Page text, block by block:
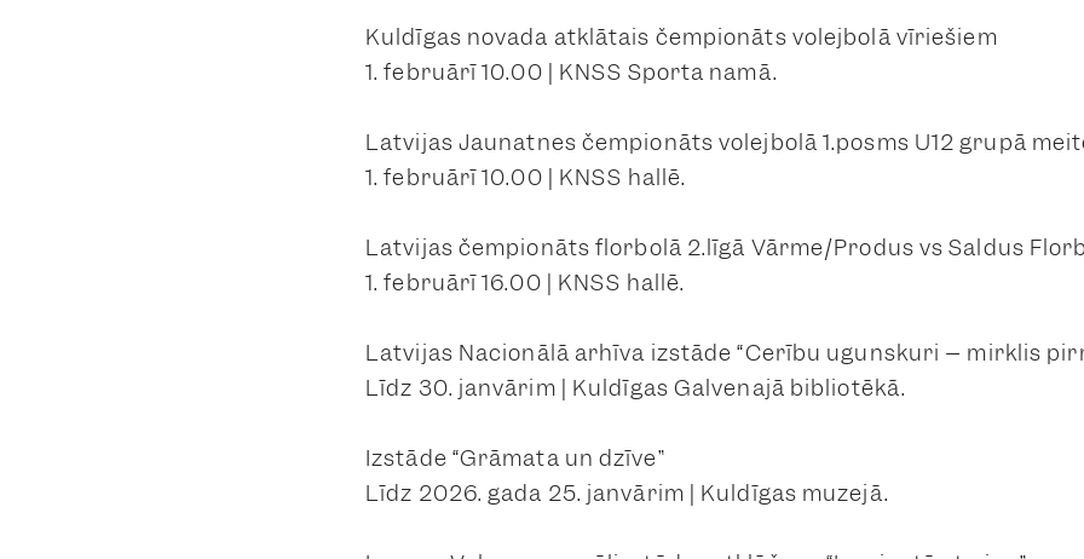
Kuldīgas novada atklātais čempionāts volejbolā vīriešiem
1. februārī 10.00 | KNSS Sporta namā.
Latvijas Jaunatnes čempionāts volejbolā 1.posms U12 grupā
1. februārī 10.00 | KNSS hallē.
Latvijas čempionāts florbolā 2.līgā Vārme/Produs vs Saldus
1. februārī 16.00 | KNSS hallē.
Latvijas Nacionālā arhīva izstāde “Cerību ugunskuri – mirklis
Līdz 30. janvārim | Kuldīgas Galvenajā bibliotēkā.
Izstāde “Grāmata un dzīve”
Līdz 2026. gada 25. janvārim | Kuldīgas muzejā.